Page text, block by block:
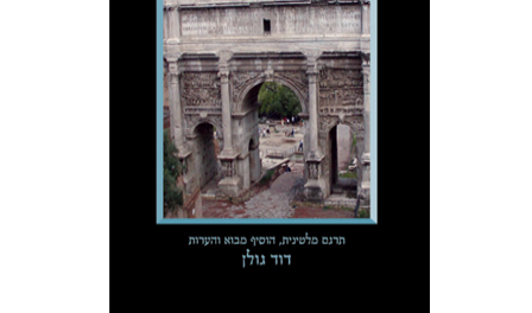
עכשיו בהנחה